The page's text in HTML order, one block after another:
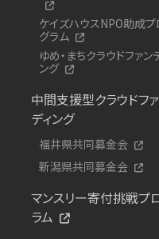
ケイズハウスNPO助成プ
グラム
ゆめ・まちクラウドファン
ング
中間支援型クラウドフ
ディング
福井県共同募金会
新潟県共同募金会
マンスリー寄付挑戦プ
ラム